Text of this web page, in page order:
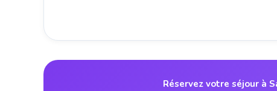
Réservez votre séjour à